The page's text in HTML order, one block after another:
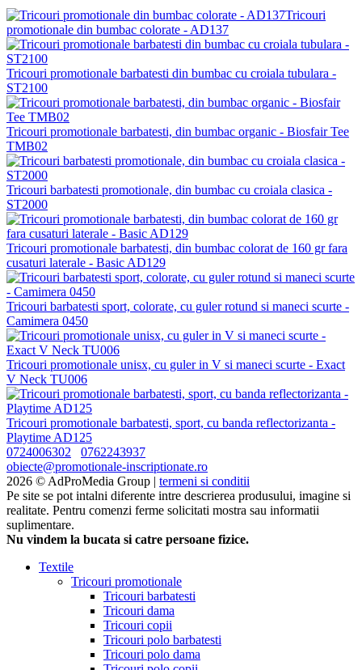
Tricouri
promotionale din bumbac colorate - AD137
Tricouri promotionale barbatesti din bumbac cu croiala tubulara -
ST2100
Tricouri promotionale barbatesti, din bumbac organic - Biosfair Tee
TMB02
Tricouri barbatesti promotionale, din bumbac cu croiala clasica -
ST2000
Tricouri promotionale barbatesti, din bumbac colorat de 160 gr fara
cusaturi laterale - Basic AD129
Tricouri barbatesti sport, colorate, cu guler rotund si maneci scurte -
Camimera 0450
Tricouri promotionale unisx, cu guler in V si maneci scurte - Exact
V Neck TU006
Tricouri promotionale barbatesti, sport, cu banda reflectorizanta -
Playtime AD125
0724006302
0762243937
obiecte@promotionale-inscriptionate.ro
2026 © AdProMedia Group | termeni si conditii
Pe site se pot intalni diferente intre descrierea produsului, imagine si
realitate. Pentru comenzi ferme solicitati mostra sau informatii
suplimentare.
Nu vindem la bucata si catre persoane fizice.
Textile
Tricouri promotionale
Tricouri barbatesti
Tricouri dama
Tricouri copii
Tricouri polo barbatesti
Tricouri polo dama